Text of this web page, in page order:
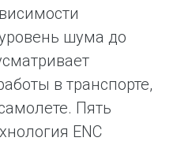
шума до
в транспорте,
Пять
ENC